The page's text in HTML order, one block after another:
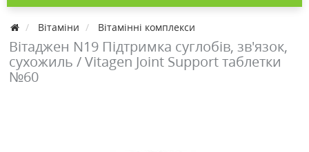
Вітаміни Вітамінні комплекси
Вітаджен N19 Підтримка суглобів, зв'язок,
сухожиль / Vitagen Joint Support таблетки
№60